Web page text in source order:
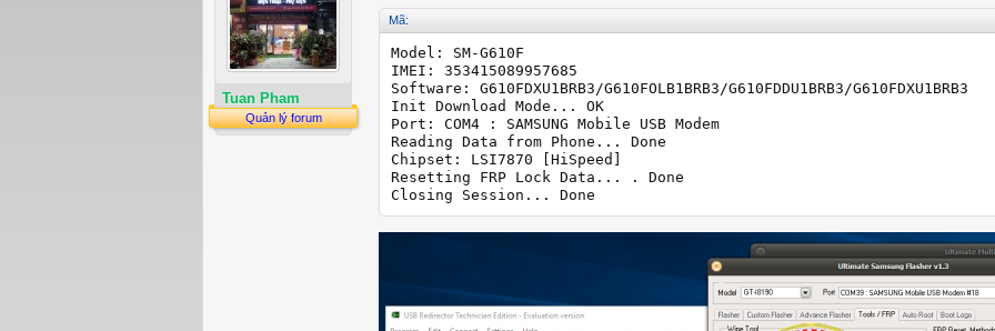
Tuan Pham
Quản lý forum
Mã:
Model: SM-G610F
IMEI: 353415089957685
Software: G610FDXU1BRB3/G610FOLB1BRB3/G610FDDU1BRB3/G610FDXU1BRB3
Init Download Mode... OK
Port: COM4 : SAMSUNG Mobile USB Modem
Reading Data from Phone... Done
Chipset: LSI7870 [HiSpeed]
Resetting FRP Lock Data... . Done
Closing Session... Done